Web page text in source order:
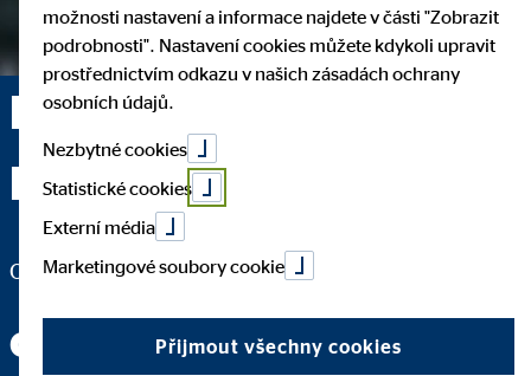
David Mühlhandl —
Brno
Oblastní kancelář pro OVB Allfinanz, a.s.
Odbornou čínštinu ode mě
možnosti nastavení a informace najdete v části "Zobrazit
podrobnosti". Nastavení cookies můžete kdykoli upravit
prostřednictvím odkazu v našich zásadách ochrany
osobních údajů.
Nezbytné cookies
Statistické cookies
Externí média
Marketingové soubory cookie
Přijmout všechny cookies